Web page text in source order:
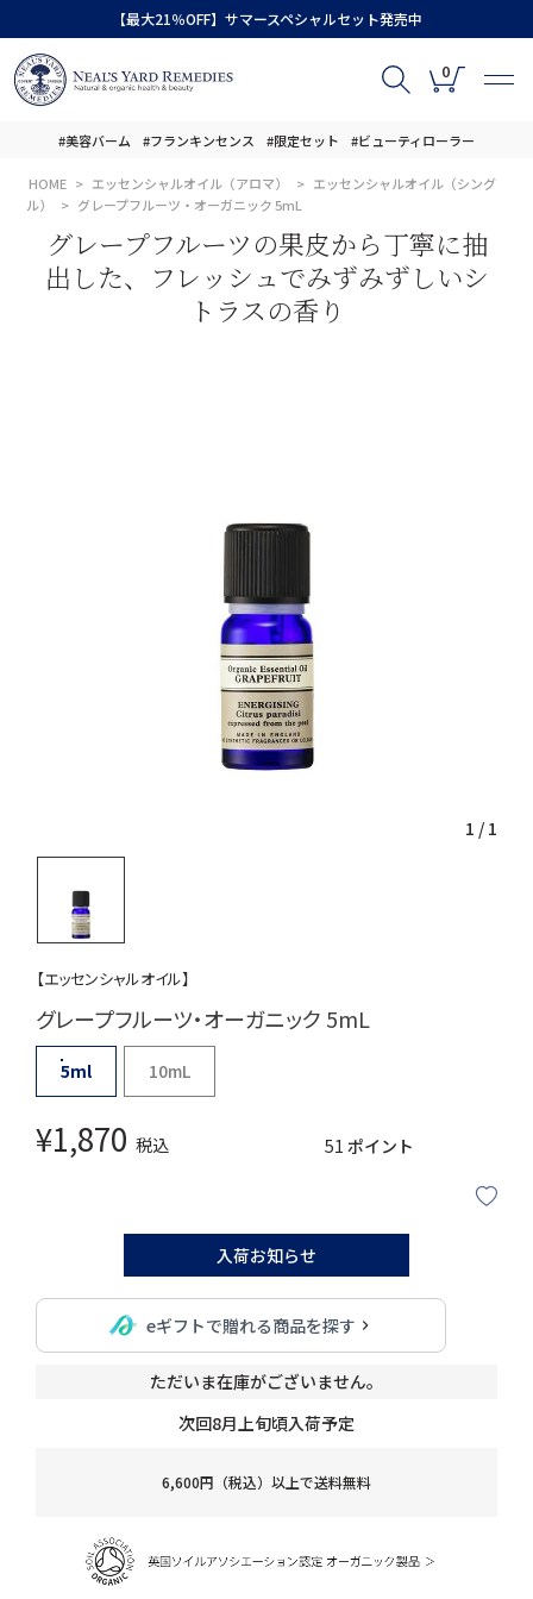
【最大21％OFF】サマースペシャルセット発売中
0
#美容バーム #フランキンセンス #限定セット #ビューティローラー
HOME エッセンシャルオイル（アロマ）
エッセンシャルオイル（シング
ル）
グレープフルーツ・オーガニック 5mL
グレープフルーツの果皮から丁寧に抽
出した、フレッシュでみずみずしいシ
トラスの香り
1 / 1
【エッセンシャルオイル】
グレープフルーツ・オーガニック 5mL
5ml 10mL
¥1,870 税込 51 ポイント
入荷お知らせ
eギフトで贈れる商品を探す
ただいま在庫がございません。
次回8月上旬頃入荷予定
6,600円（税込）以上で送料無料